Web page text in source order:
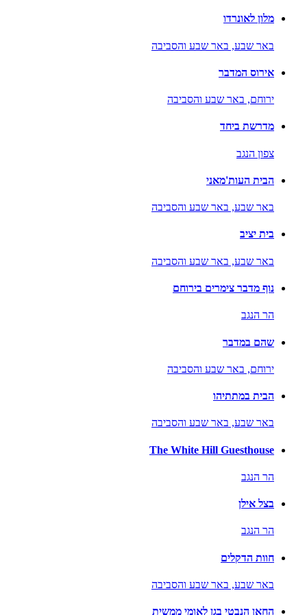
מלון לאונרדו
באר שבע, באר שבע והסביבה
אירוס המדבר
ירוחם, באר שבע והסביבה
מדרשת ביחד
צפון הנגב
הבית העות'מאני
באר שבע, באר שבע והסביבה
בית יציב
באר שבע, באר שבע והסביבה
נוף מדבר צימרים בירוחם
הר הנגב
שהם במדבר
ירוחם, באר שבע והסביבה
הבית במתתיהו
באר שבע, באר שבע והסביבה
The White Hill Guesthouse
הר הנגב
בצל אילן
הר הנגב
חוות הדקלים
באר שבע, באר שבע והסביבה
החאן הנבטי בגן לאומי ממשית